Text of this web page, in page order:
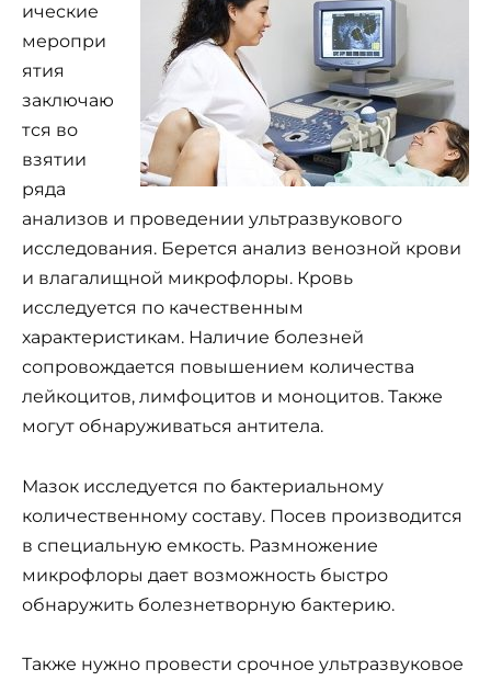
ические
меропри
ятия
заключаю
тся во
взятии
ряда
анализов и проведении ультразвукового
исследования. Берется анализ венозной крови
и влагалищной микрофлоры. Кровь
исследуется по качественным
характеристикам. Наличие болезней
сопровождается повышением количества
лейкоцитов, лимфоцитов и моноцитов. Также
могут обнаруживаться антитела.
Мазок исследуется по бактериальному
количественному составу. Посев производится
в специальную емкость. Размножение
микрофлоры дает возможность быстро
обнаружить болезнетворную бактерию.
Также нужно провести срочное ультразвуковое